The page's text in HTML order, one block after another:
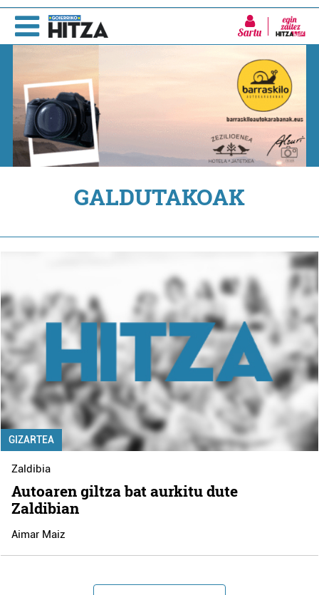
Sartu
GALDUTAKOAK
GIZARTEA
Zaldibia
Autoaren giltza bat aurkitu dute
Zaldibian
Aimar Maiz